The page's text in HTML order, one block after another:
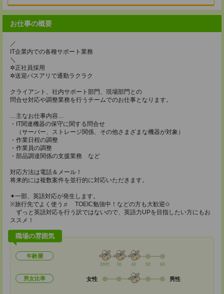
お仕事の概要
／
IT企業内での各種サポート業務
＼
✲正社員採用
✲送迎バスアリで通勤ラクラク
クライアント、社内サポート部門、現場部門との
問合せ対応や調整業務を行うチームでのお仕事となります。
…主なお仕事内容…
・IT関連機器の保守に関する問合せ
（サーバー、ストレージ関係、その他さまざまな機器が対象）
・作業日程の調整
・作業員の調整
・部品調達関係の支援業務 など
対応方法は電話＆メール！
将来的には複数案件を並行的に対応いただきます。
✦一部、英語対応が発生します。
※旅行先でよく使う♬ TOEIC勉強中！などの方も大歓迎✩
ずっと英語対応を行う訳ではないので、英語力UPを目指したい方にもお
ススメ！
職場の雰囲気
年齢層
20代 30 40 50 60
男女比率 女性 男性